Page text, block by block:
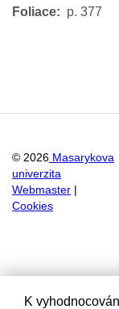
Foliace p. 377
© 2026 Masarykova
univerzita
Webmaster
Cookies
K